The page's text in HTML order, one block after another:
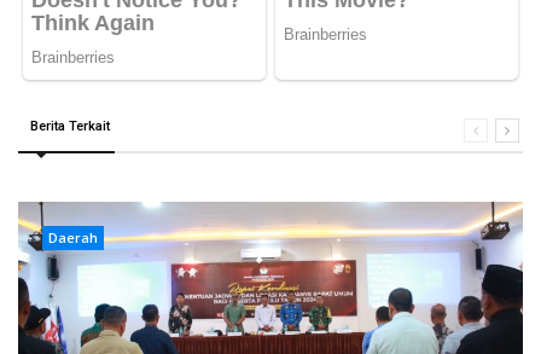
Berita Terkait
Daerah